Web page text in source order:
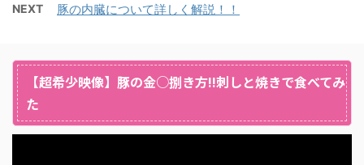
NEXT 豚の内臓について詳しく解説！！
【超希少映像】豚の金○捌き方!!刺しと焼きで食べてみ
た